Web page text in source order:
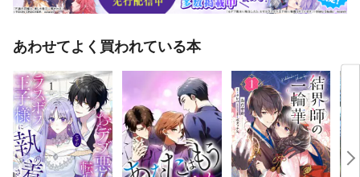
あわせてよく買われている本